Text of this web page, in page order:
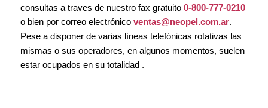
consultas a traves de nuestro fax gratuito 0-800-777-0210
o bien por correo electrónico ventas@neopel.com.ar.
Pese a disponer de varias líneas telefónicas rotativas las
mismas o sus operadores, en algunos momentos, suelen
estar ocupados en su totalidad .